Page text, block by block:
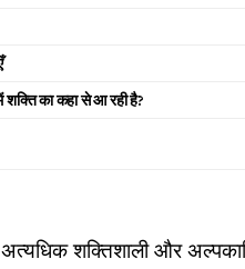
शक्ति का कहा से आ रही है?
अत्यधिक शक्तिशाली और